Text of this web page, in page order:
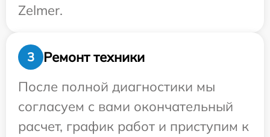
Zelmer.
3
Ремонт техники
После полной диагностики мы
согласуем с вами окончательный
расчет, график работ и приступим к